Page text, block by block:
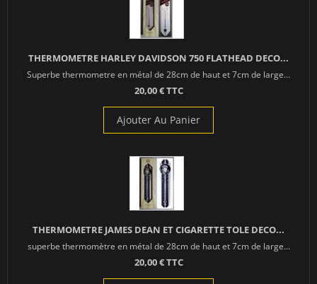
THERMOMETRE HARLEY DAVIDSON 750 FLATHEAD DECO...
Superbe thermometre en métal de 28cm de haut et 7cm de large...
20,00 € TTC
Ajouter Au Panier
THERMOMETRE JAMES DEAN ET CIGARETTE TOLE DECO...
superbe thermomètre en métal de 28cm de haut et 7cm de large...
20,00 € TTC